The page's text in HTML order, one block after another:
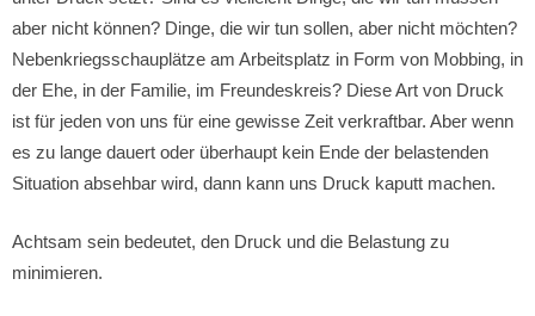
aber nicht können? Dinge, die wir tun sollen, aber nicht möchten?
Nebenkriegsschauplätze am Arbeitsplatz in Form von Mobbing, in
der Ehe, in der Familie, im Freundeskreis? Diese Art von Druck
ist für jeden von uns für eine gewisse Zeit verkraftbar. Aber wenn
es zu lange dauert oder überhaupt kein Ende der belastenden
Situation absehbar wird, dann kann uns Druck kaputt machen.
Achtsam sein bedeutet, den Druck und die Belastung zu
minimieren.